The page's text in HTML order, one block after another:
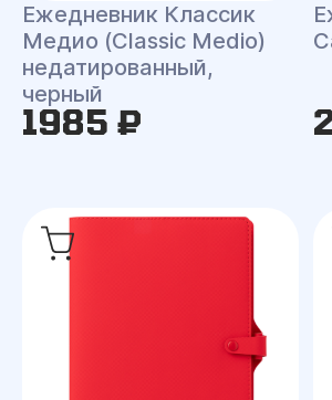
Ежедневник Классик
Медио (Classic Medio)
недатированный,
черный
1985 ₽